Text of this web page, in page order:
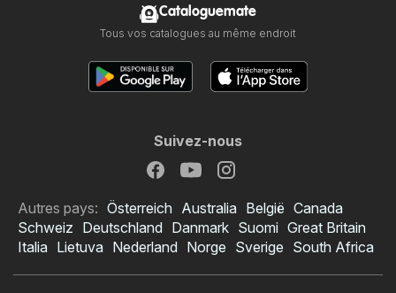
Cataloguemate
Tous vos catalogues au même endroit
Suivez-nous
Autres pays: Österreich Australia België Canada
Schweiz Deutschland Danmark Suomi Great Britain
Italia Lietuva Nederland Norge Sverige South Africa